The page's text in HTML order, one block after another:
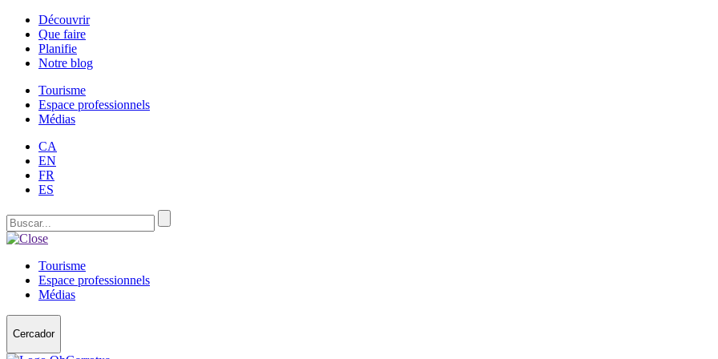
Découvrir
Que faire
Planifie
Notre blog
Tourisme
Espace professionnels
Médias
CA
EN
FR
ES
Tourisme
Espace professionnels
Médias
Cercador